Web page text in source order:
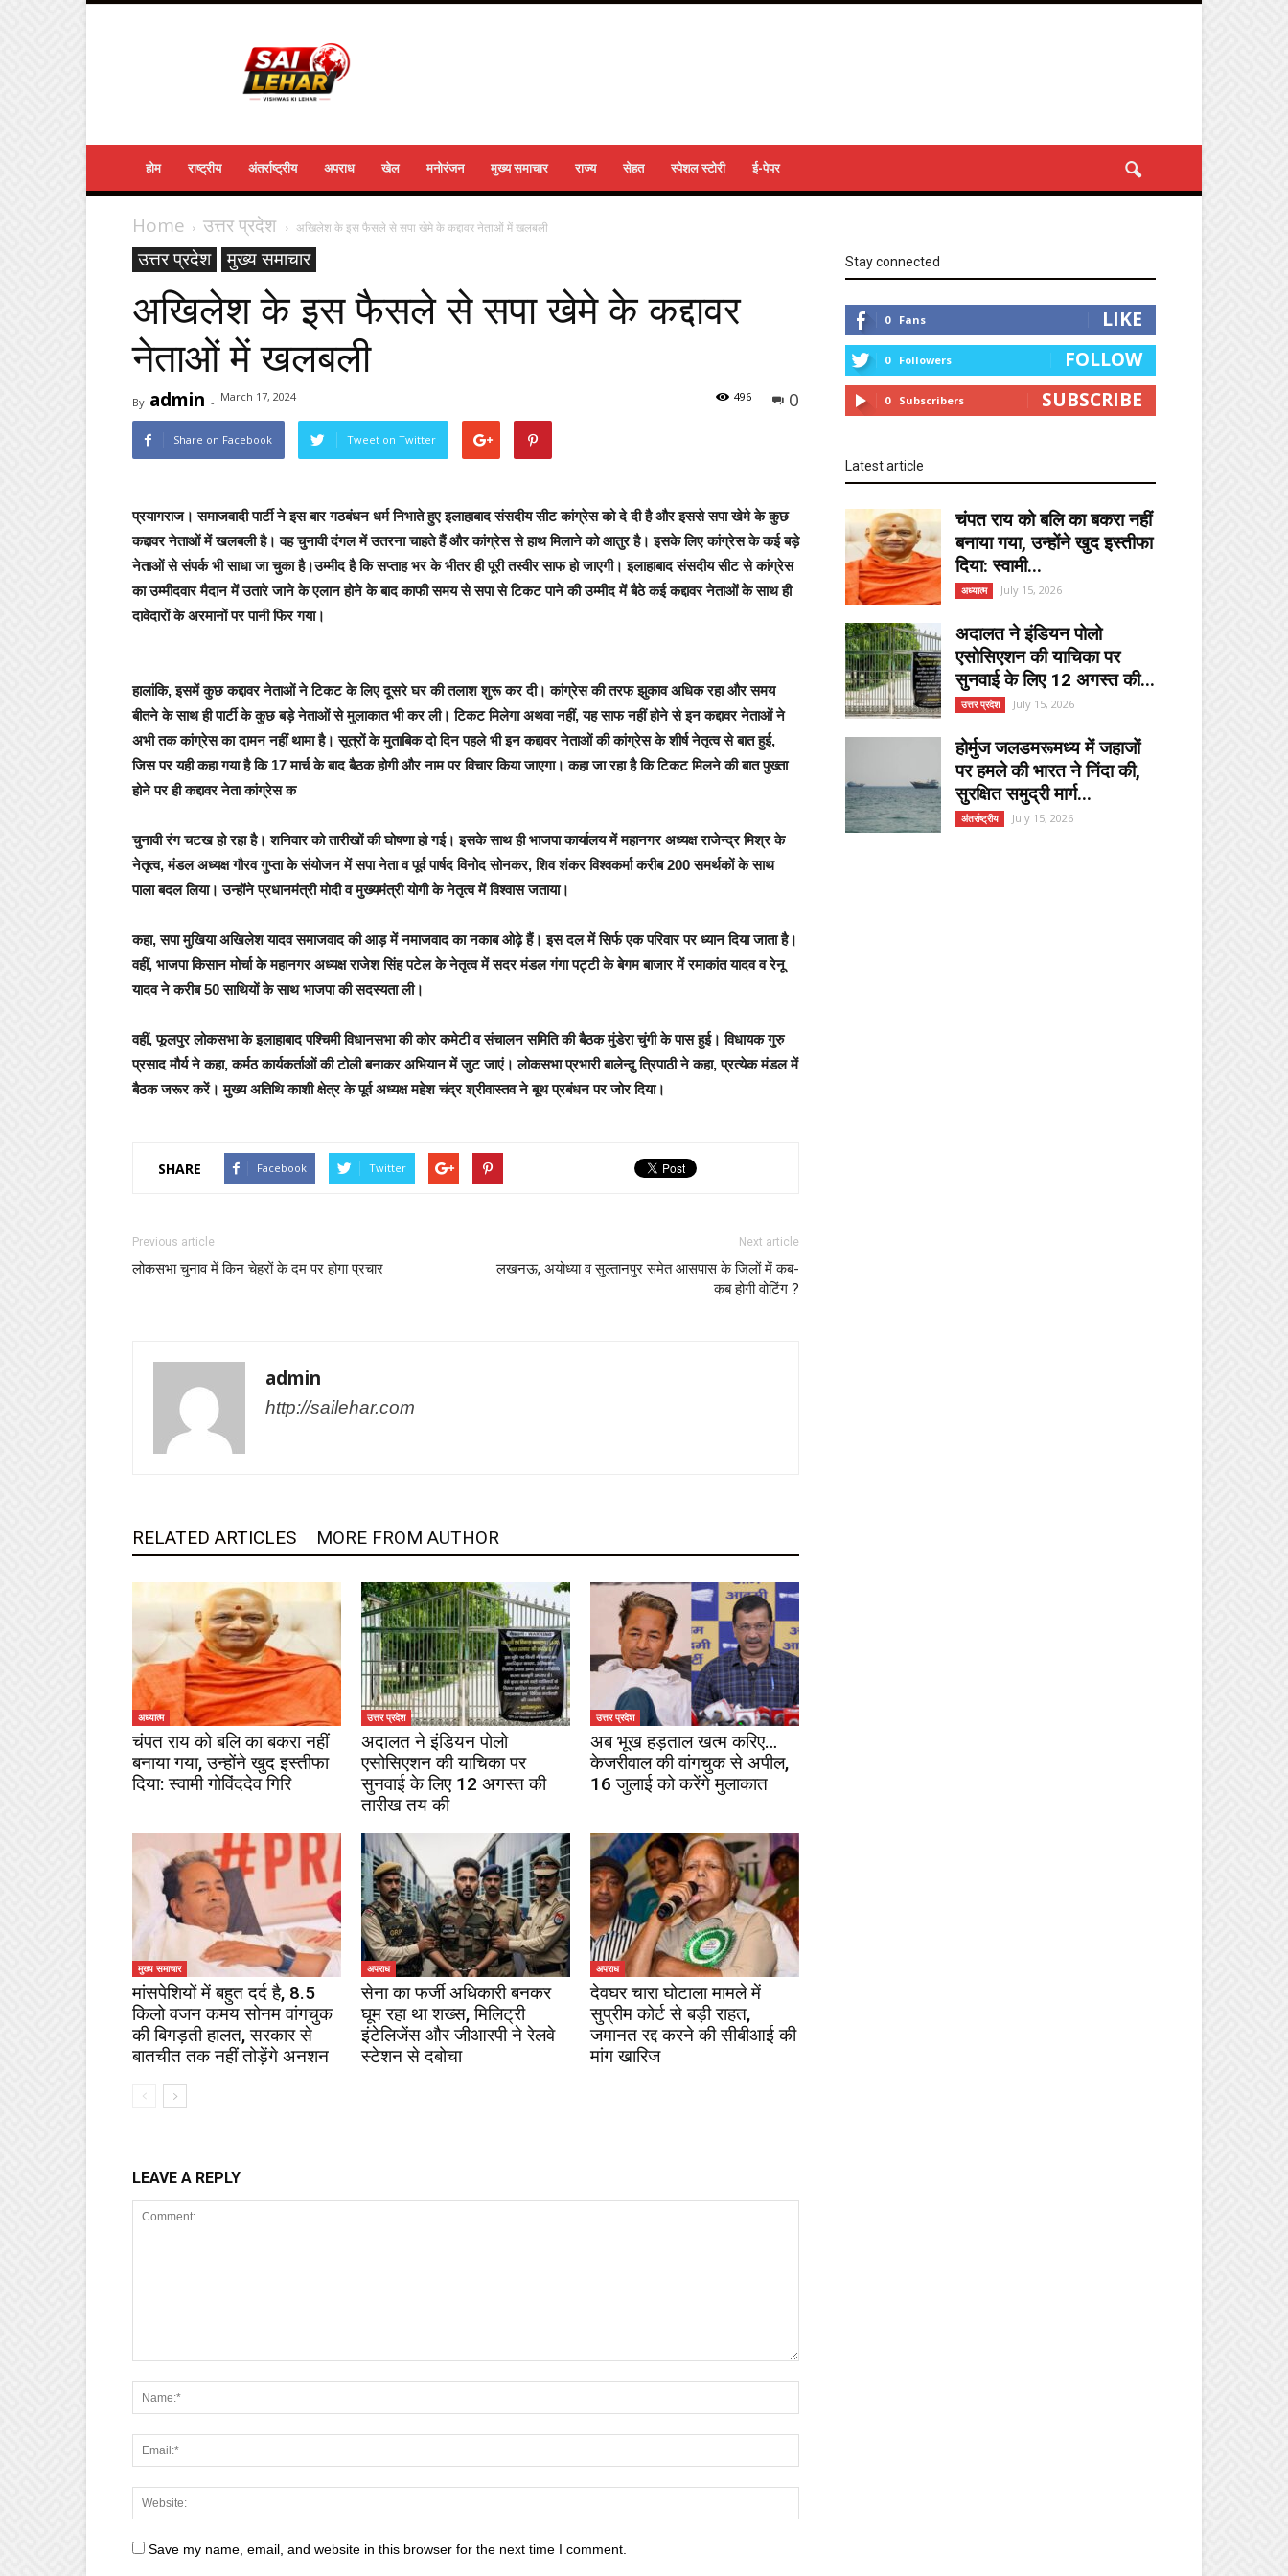
होम राष्ट्रीय अंतर्राष्ट्रीय अपराध खेल मनोरंजन मुख्य समाचार राज्य सेहत स्पेशल स्टोरी ई-पेपर
Home उत्तर प्रदेश अखिलेश के इस फैसले से सपा खेमे के कद्दावर नेताओं में खलबली
उत्तर प्रदेश मुख्य समाचार
अखिलेश के इस फैसले से सपा खेमे के कद्दावर
नेताओं में खलबली
By admin - March 17, 2024 0
496
Share on Facebook Tweet on Twitter
प्रयागराज।समाजवादी पार्टी ने इस बार गठबंधन धर्म निभाते हुए इलाहाबाद संसदीय सीट कांग्रेस को दे दी है और इससे सपा खेमे के कुछ
कद्दावर नेताओं में खलबली है। वह चुनावी दंगल में उतरना चाहते हैं और कांग्रेस से हाथ मिलाने को आतुर है। इसके लिए कांग्रेस के कई बड़े
नेताओं से संपर्क भी साधा जा चुका है।उम्मीद है कि सप्ताह भर के भीतर ही पूरी तस्वीर साफ हो जाएगी। इलाहाबाद संसदीय सीट से कांग्रेस
का उम्मीदवार मैदान में उतारे जाने के एलान होने के बाद काफी समय से सपा से टिकट पाने की उम्मीद में बैठे कई कद्दावर नेताओं के साथ ही
दावेदारों के अरमानों पर पानी फिर गया।
हालांकि, इसमें कुछ कद्दावर नेताओं ने टिकट के लिए दूसरे घर की तलाश शुरू कर दी। कांग्रेस की तरफ झुकाव अधिक रहा और समय
बीतने के साथ ही पार्टी के कुछ बड़े नेताओं से मुलाकात भी कर ली। टिकट मिलेगा अथवा नहीं, यह साफ नहीं होने से इन कद्दावर नेताओं ने
अभी तक कांग्रेस का दामन नहीं थामा है। सूत्रों के मुताबिक दो दिन पहले भी इन कद्दावर नेताओं की कांग्रेस के शीर्ष नेतृत्व से बात हुई,
जिस पर यही कहा गया है कि 17 मार्च के बाद बैठक होगी और नाम पर विचार किया जाएगा। कहा जा रहा है कि टिकट मिलने की बात पुख्ता
होने पर ही कद्दावर नेता कांग्रेस क
चुनावी रंग चटख हो रहा है। शनिवार को तारीखों की घोषणा हो गई। इसके साथ ही भाजपा कार्यालय में महानगर अध्यक्ष राजेन्द्र मिश्र के
नेतृत्व, मंडल अध्यक्ष गौरव गुप्ता के संयोजन में सपा नेता व पूर्व पार्षद विनोद सोनकर, शिव शंकर विश्वकर्मा करीब 200 समर्थकों के साथ
पाला बदल लिया। उन्होंने प्रधानमंत्री मोदी व मुख्यमंत्री योगी के नेतृत्व में विश्वास जताया।
कहा, सपा मुखिया अखिलेश यादव समाजवाद की आड़ में नमाजवाद का नकाब ओढ़े हैं। इस दल में सिर्फ एक परिवार पर ध्यान दिया जाता है।
वहीं, भाजपा किसान मोर्चा के महानगर अध्यक्ष राजेश सिंह पटेल के नेतृत्व में सदर मंडल गंगा पट्टी के बेगम बाजार में रमाकांत यादव व रेनू
यादव ने करीब 50 साथियों के साथ भाजपा की सदस्यता ली।
वहीं, फूलपुर लोकसभा के इलाहाबाद पश्चिमी विधानसभा की कोर कमेटी व संचालन समिति की बैठक मुंडेरा चुंगी के पास हुई। विधायक गुरु
प्रसाद मौर्य ने कहा, कर्मठ कार्यकर्ताओं की टोली बनाकर अभियान में जुट जाएं। लोकसभा प्रभारी बालेन्दु त्रिपाठी ने कहा, प्रत्येक मंडल में
बैठक जरूर करें। मुख्य अतिथि काशी क्षेत्र के पूर्व अध्यक्ष महेश चंद्र श्रीवास्तव ने बूथ प्रबंधन पर जोर दिया।
SHARE Facebook Twitter
Previous article
लोकसभा चुनाव में किन चेहरों के दम पर होगा प्रचार
Next article
लखनऊ, अयोध्या व सुल्तानपुर समेत आसपास के जिलों में कब-
कब होगी वोटिंग ?
admin
http://sailehar.com
RELATED ARTICLES MORE FROM AUTHOR
अध्यात्म
चंपत राय को बलि का बकरा नहीं
बनाया गया, उन्होंने खुद इस्तीफा
दिया: स्वामी गोविंददेव गिरि
उत्तर प्रदेश
अदालत ने इंडियन पोलो
एसोसिएशन की याचिका पर
सुनवाई के लिए 12 अगस्त की
तारीख तय की
उत्तर प्रदेश
अब भूख हड़ताल खत्म करिए…
केजरीवाल की वांगचुक से अपील,
16 जुलाई को करेंगे मुलाकात
मुख्य समाचार
मांसपेशियों में बहुत दर्द है, 8.5
किलो वजन कमय सोनम वांगचुक
की बिगड़ती हालत, सरकार से
बातचीत तक नहीं तोड़ेंगे अनशन
अपराध
सेना का फर्जी अधिकारी बनकर
घूम रहा था शख्स, मिलिट्री
इंटेलिजेंस और जीआरपी ने रेलवे
स्टेशन से दबोचा
अपराध
देवघर चारा घोटाला मामले में
सुप्रीम कोर्ट से बड़ी राहत,
जमानत रद्द करने की सीबीआई की
मांग खारिज
LEAVE A REPLY
Save my name, email, and website in this browser for the next time I comment.
Stay connected
0 Fans LIKE
0 Followers FOLLOW
0 Subscribers SUBSCRIBE
Latest article
चंपत राय को बलि का बकरा नहीं
बनाया गया, उन्होंने खुद इस्तीफा
दिया: स्वामी...
अध्यात्म July 15, 2026
अदालत ने इंडियन पोलो
एसोसिएशन की याचिका पर
सुनवाई के लिए 12 अगस्त की...
उत्तर प्रदेश July 15, 2026
होर्मुज जलडमरूमध्य में जहाजों
पर हमले की भारत ने निंदा की,
सुरक्षित समुद्री मार्ग...
अंतर्राष्ट्रीय July 15, 2026